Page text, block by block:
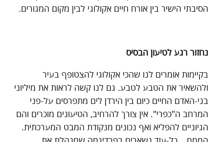
הסיבתי הישיר בין אורח חיים אקולוגי לבין מקום המגורים.
נחזור רגע לטיעון הבסיס
בקיימות אומרים לנו שהכי אקולוגי להצטופף בעיר
ולהשאיר את הטבע לטבע. גם לנו קשה לראות את מיליוני
בני-האדם החיים כיום בין הירדן לים מתפרסים על-פני
המרחב ה"כפרי". אין צורך להרחיב, הטיעונים מוכרים והם
הגיוניים להפליא ואף נכונים מנקודת המבט המערכתית.